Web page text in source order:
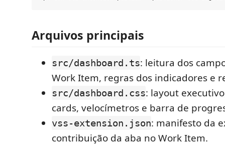
Arquivos principais
src/dashboard.ts: leitura dos
Work Item, regras dos indicadores e
src/dashboard.css: layout
cards, velocímetros e barra de
vss-extension.json: manifesto da
contribuição da aba no Work Item.